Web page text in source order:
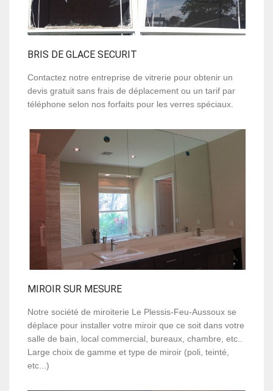
BRIS DE GLACE SECURIT
Contactez notre entreprise de vitrerie pour obtenir un
devis gratuit sans frais de déplacement ou un tarif par
téléphone selon nos forfaits pour les verres spéciaux.
MIROIR SUR MESURE
Notre société de miroiterie Le Plessis-Feu-Aussoux se
déplace pour installer votre miroir que ce soit dans votre
salle de bain, local commercial, bureaux, chambre, etc..
Large choix de gamme et type de miroir (poli, teinté,
etc...)